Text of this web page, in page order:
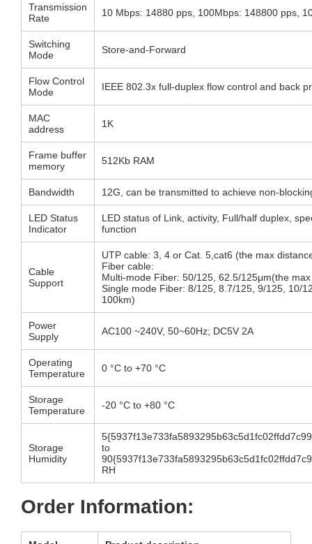
Transmission
Rate
10 Mbps: 14880 pps, 100Mbps: 148800 pps,
Switching
Mode
Store-and-Forward
Flow Control
Mode
IEEE 802.3x full-duplex flow control and back
MAC
address
1K
Frame buffer
memory
512Kb RAM
Bandwidth 12G, can be transmitted to achieve non-
LED Status
Indicator
LED status of Link, activity, Full/half duplex,
function
Cable
Support
UTP cable: 3, 4 or Cat. 5,cat6 (the max
Fiber cable:
Multi-mode Fiber: 50/125, 62.5/125μm(the
Single mode Fiber: 8/125, 8.7/125, 9/125, 10/
100km)
Power
Supply
AC100 ~240V, 50~60Hz; DC5V 2A
Operating
Temperature
0 °C to +70 °C
Storage
Temperature
-20 °C to +80 °C
Storage
Humidity
to
RH
Order Information: